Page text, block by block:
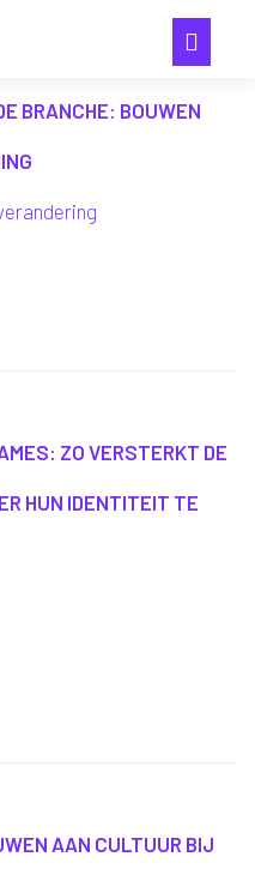
BRANCHE: BOUWEN
ZO VERSTERKT DE
HUN IDENTITEIT TE
AAN CULTUUR BIJ